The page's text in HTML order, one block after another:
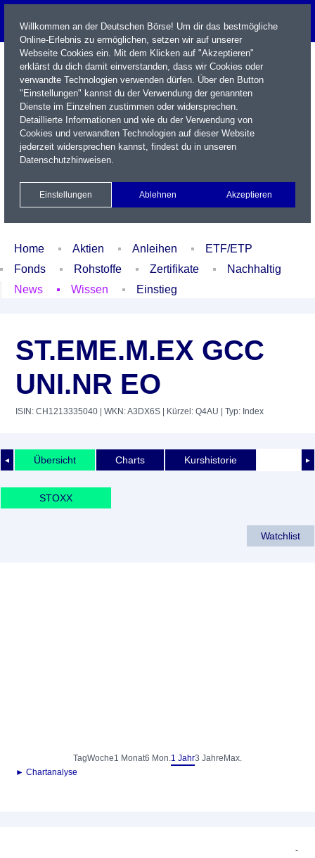
Name / WKN / ISIN / Kürzel
Xetra Realtime
Watchlist Portfolio Login
Home Aktien Anleihen
ETF/ETP
Fonds
Rohstoffe Zertifikate
Nachhaltig
News
Wissen Einstieg
ST.EME.M.EX GCC
UNI.NR EO
ISIN: CH1213335040 | WKN: A3DX6S | Kürzel: Q4AU | Typ: Index
◄ ►
Übersicht Charts Kurshistorie
STOXX
Watchlist
TagWoche1 Monat6 Mon.1 Jahr3 Jahre Max.
► Chartanalyse
-
Willkommen an der Deutschen Börse! Um dir das bestmögliche
Online-Erlebnis zu ermöglichen, setzen wir auf unserer
Webseite Cookies ein. Mit dem Klicken auf "Akzeptieren"
erklärst du dich damit einverstanden, dass wir Cookies oder
verwandte Technologien verwenden dürfen. Über den Button
"Einstellungen" kannst du der Verwendung der genannten
Dienste im Einzelnen zustimmen oder widersprechen.
Detaillierte Informationen und wie du der Verwendung von
Cookies und verwandten Technologien auf dieser Website
jederzeit widersprechen kannst, findest du in unseren
Datenschutzhinweisen.
Einstellungen Ablehnen Akzeptieren